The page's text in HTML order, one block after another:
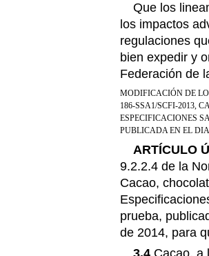
Que los
los impactos
regulaciones
bien expedir y
Federación de
MODIFICACIÓN DE
186-SSA1/SCFI-2013,
ESPECIFICACIONES
PUBLICADA EN EL
ARTÍCULO
9.2.2.4 de la
Cacao,
prueba,
de 2014, para